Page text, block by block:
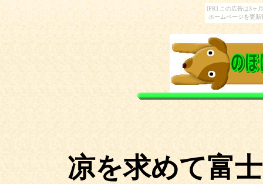
[PR] この広告は3ヶ
ホームページを更
凉を求めて富